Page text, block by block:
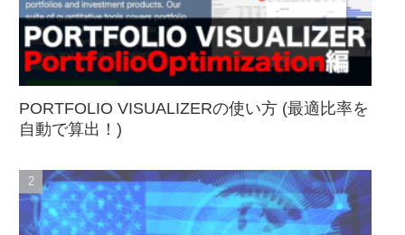
PORTFOLIO VISUALIZERの使い方 (最適比率を
自動で算出！)